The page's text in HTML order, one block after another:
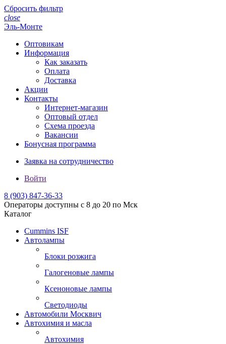
Сбросить фильтр
close
Эль-Монте
Оптовикам
Информация
Как заказать
Оплата
Доставка
Акции
Контакты
Интернет-магазин
Оптовый отдел
Схема проезда
Вакансии
Бонусная программа
Заявка на сотрудничество
Войти
8 (903) 847-36-33
Операторы доступны с 8 до 20 по Мск
Каталог
Cummins ISF
Автолампы
Блоки розжига
Галогеновые лампы
Ксеноновые лампы
Светодиоды
Автомобили Москвич
Автохимия и масла
Автохимия